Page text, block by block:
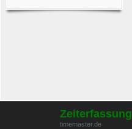
Zeiterfassung
timemaster.de